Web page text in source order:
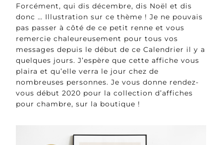
Forcément, qui dis décembre, dis Noël et dis
donc … Illustration sur ce thème ! Je ne pouvais
pas passer à côté de ce petit renne et vous
remercie chaleureusement pour tous vos
messages depuis le début de ce Calendrier il y a
quelques jours. J’espère que cette affiche vous
plaira et qu’elle verra le jour chez de
nombreuses personnes. Je vous donne rendez-
vous début 2020 pour la collection d’affiches
pour chambre, sur la boutique !